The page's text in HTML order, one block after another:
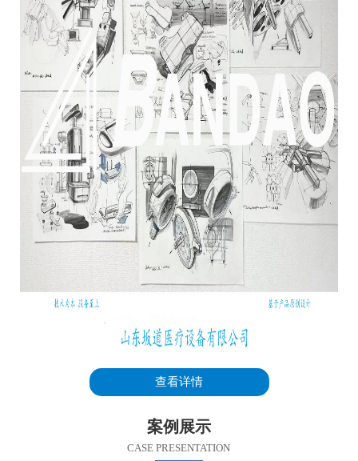
查看详情
案例展示
CASE PRESENTATION